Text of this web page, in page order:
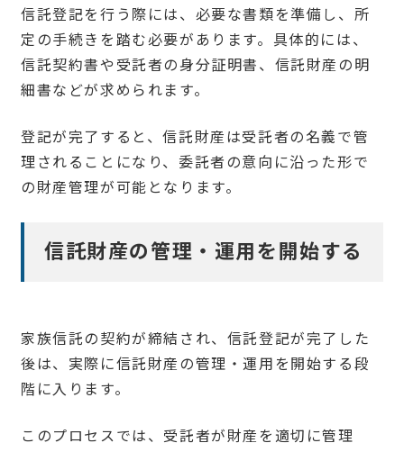
信託登記を行う際には、必要な書類を準備し、所
定の手続きを踏む必要があります。具体的には、
信託契約書や受託者の身分証明書、信託財産の明
細書などが求められます。
登記が完了すると、信託財産は受託者の名義で管
理されることになり、委託者の意向に沿った形で
の財産管理が可能となります。
信託財産の管理・運用を開始する
家族信託の契約が締結され、信託登記が完了した
後は、実際に信託財産の管理・運用を開始する段
階に入ります。
このプロセスでは、受託者が財産を適切に管理